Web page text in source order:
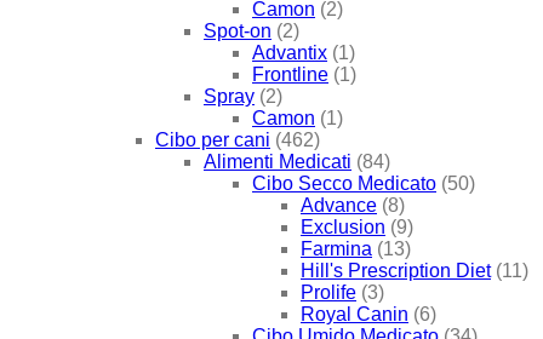
Camon (2)
Spot-on (2)
Advantix (1)
Frontline (1)
Spray (2)
Camon (1)
Cibo per cani (462)
Alimenti Medicati (84)
Cibo Secco Medicato (50)
Advance (8)
Exclusion (9)
Farmina (13)
Hill's Prescription Diet (11)
Prolife (3)
Royal Canin (6)